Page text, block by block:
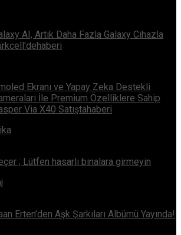
AI, Artık Daha Fazla Galaxy Cihazla
Ekranı ve Yapay Zeka Destekli
İle Premium Özelliklere Sahip
Via X40 Satıştahaberi
; Lütfen hasarlı binalara girmeyin
Erten’den Aşk Şarkıları Albümü Yayında!